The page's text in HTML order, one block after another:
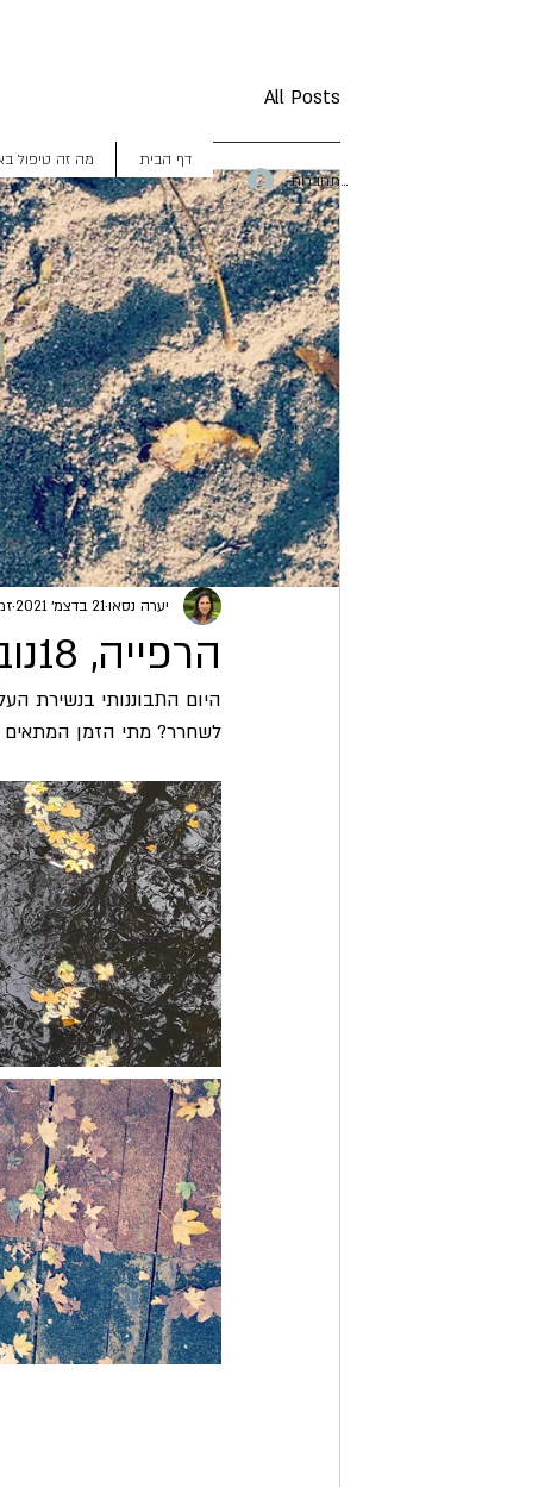
דף הבית מה זה טיפול
להתחברות
All Posts
הרפייה, 18נובמבר 2021
יערה נסאו21 בדצמ׳ 2021
היום התבוננותי בנשירת
לשחרר? מתי הזמן